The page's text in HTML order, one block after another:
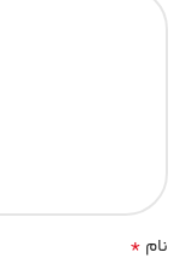
نام *